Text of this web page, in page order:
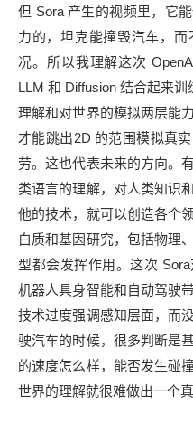
但 Sora 产生的视频里，它
力的，坦克能撞毁汽车，
况。所以我理解这次
LLM 和 Diffusion 结合起来
理解和对世界的模拟两层能
才能跳出2D 的范围模拟真
劳。这也代表未来的方向。
类语言的理解，对人类知识
他的技术，就可以创造各个
白质和基因研究，包括物理
型都会发挥作用。这次
机器人具身智能和自动驾驶
技术过度强调感知层面，而
驶汽车的时候，很多判断是
的速度怎么样，能否发生碰
世界的理解就很难做出一个